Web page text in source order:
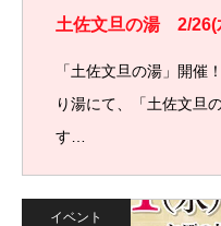
土佐文旦の湯 2/26(
「土佐文旦の湯」開催
り湯にて、「土佐文旦
す…
イベント